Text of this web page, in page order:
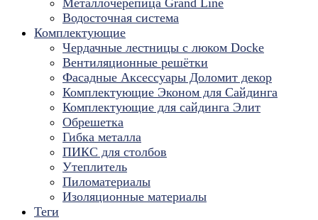
Металлочерепица Grand Line
Водосточная система
Комплектующие
Чердачные лестницы с люком Docke
Вентиляционные решётки
Фасадные Аксессуары Доломит декор
Комплектующие Эконом для Сайдинга
Комплектующие для cайдинга Элит
Обрешетка
Гибка металла
ПИКС для столбов
Утеплитель
Пиломатериалы
Изоляционные материалы
Теги